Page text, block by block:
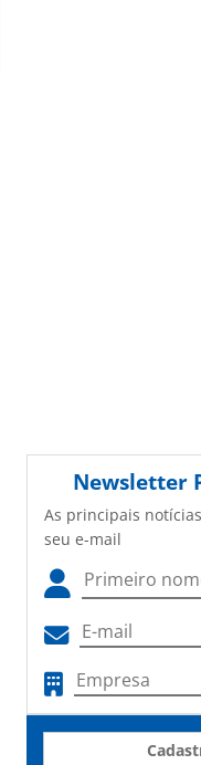
Newsletter
As principais
seu e-mail